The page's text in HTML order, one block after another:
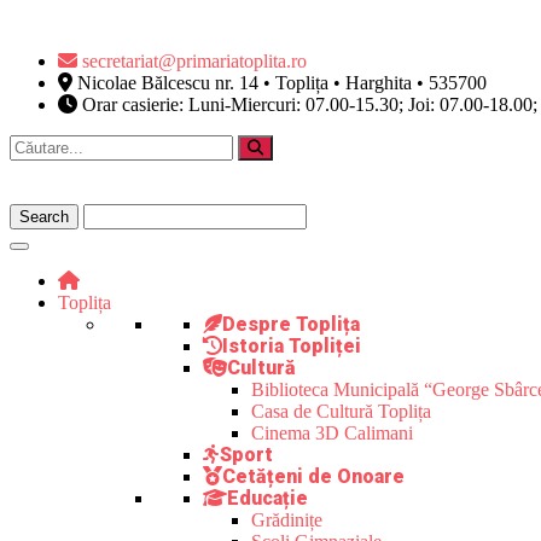
secretariat@primariatoplita.ro
Nicolae Bălcescu nr. 14 • Toplița • Harghita • 535700
Orar casierie: Luni-Miercuri: 07.00-15.30; Joi: 07.00-
Toplița
Despre Toplița
Istoria Topliței
Cultură
Biblioteca Municipală “George
Casa de Cultură Toplița
Cinema 3D Calimani
Sport
Cetățeni de Onoare
Educație
Grădinițe